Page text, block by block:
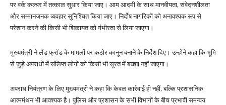
पर वर्क कल्चर में तत्काल सुधार किया जाए। आम आदमी के साथ मानवीयता, संवेदनशीलता
और सम्मानजनक व्यवहार सुनिश्चित किया जाए। निर्दोष नागरिकों को अनावश्यक रूप से
परेशान करने की किसी भी शिकायत को गंभीरता से लिया जाएगा।
मुख्यमंत्री ने लैंड फ्रॉड के मामलों पर कठोर कानून बनाने के निर्देश दिए। उन्होंने कहा कि भूमि
से जुड़े अपराधों में संलिप्त लोगों को किसी भी सूरत में बख्शा नहीं जाएगा।
अपराध नियंत्रण के लिए मुख्यमंत्री ने कहा कि केवल कार्रवाई ही नहीं, बल्कि प्रशासनिक
आत्ममंथन भी आवश्यक है। पुलिस और प्रशासन के सभी विभागों के बीच प्रभावी समन्वय